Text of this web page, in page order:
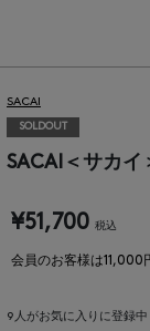
SACAI
SOLDOUT
SACAI＜サカ
¥51,700 税込
会員のお客様は11,000
9 人がお気に入りに登録中